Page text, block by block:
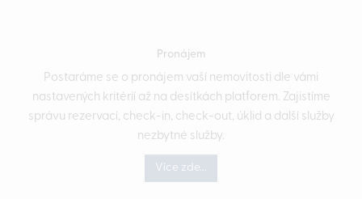
Pronájem
Postaráme se o pronájem vaší nemovitosti dle vámi
nastavených kritérií až na desítkách platforem. Zajistíme
správu rezervací, check-in, check-out, úklid a další služby
nezbytné služby.
Více zde...